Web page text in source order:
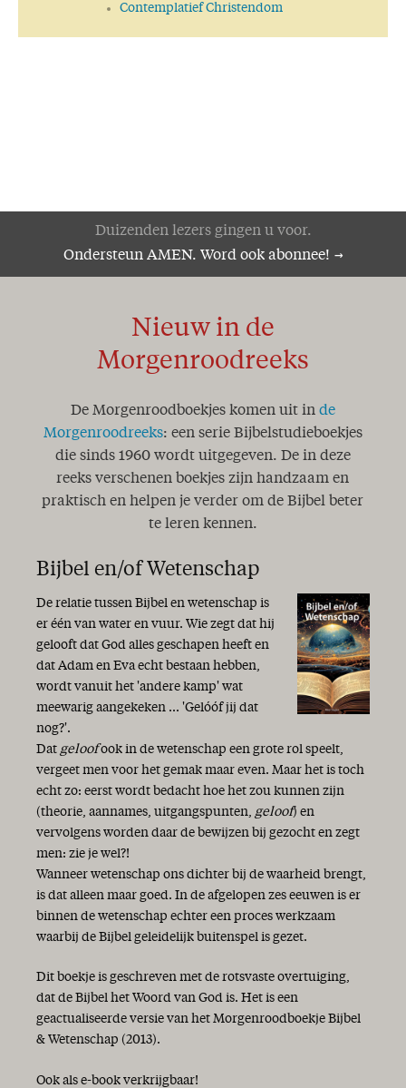
Contemplatief Christendom
Duizenden lezers gingen u voor.
Ondersteun AMEN. Word ook abonnee!
Nieuw in de
Morgenroodreeks
De Morgenroodboekjes komen uit in de
Morgenroodreeks: een serie Bijbelstudieboekjes
die sinds 1960 wordt uitgegeven. De in deze
reeks verschenen boekjes zijn handzaam en
praktisch en helpen je verder om de Bijbel beter
te leren kennen.
Bijbel en/of Wetenschap
De relatie tussen Bijbel en wetenschap is
er één van water en vuur. Wie zegt dat hij
gelooft dat God alles geschapen heeft en
dat Adam en Eva echt bestaan hebben,
wordt vanuit het 'andere kamp' wat
meewarig aangekeken ... 'Gelóóf jij dat
nog?'.
Dat geloofook in de wetenschap een grote rol speelt,
vergeet men voor het gemak maar even. Maar het is toch
echt zo: eerst wordt bedacht hoe het zou kunnen zijn
(theorie, aannames, uitgangspunten, geloof) en
vervolgens worden daar de bewijzen bij gezocht en zegt
men: zie je wel?!
Wanneer wetenschap ons dichter bij de waarheid brengt,
is dat alleen maar goed. In de afgelopen zes eeuwen is er
binnen de wetenschap echter een proces werkzaam
waarbij de Bijbel geleidelijk buitenspel is gezet.
Dit boekje is geschreven met de rotsvaste overtuiging,
dat de Bijbel het Woord van God is. Het is een
geactualiseerde versie van het Morgenroodboekje Bijbel
& Wetenschap (2013).
Ook als e-book verkrijgbaar!